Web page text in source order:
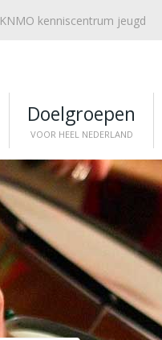
KNMO kenniscentrum jeugd
Doelgroepen
VOOR HEEL NEDERLAND